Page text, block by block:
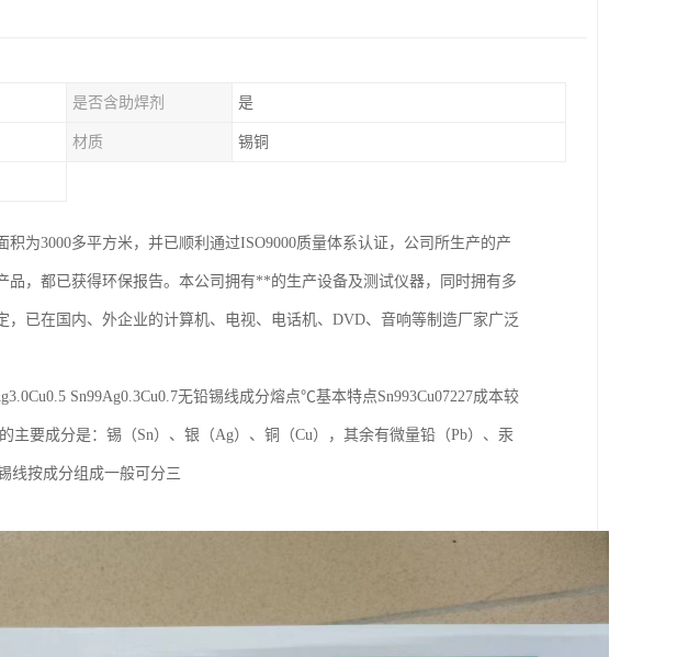
是否含助焊剂 是
材质 锡铜
为3000多平方米，并已顺利通过ISO9000质量体系认证，公司所生产的产
，都已获得环保报告。本公司拥有**的生产设备及测试仪器，同时拥有多
已在国内、外企业的计算机、电视、电话机、DVD、音响等制造厂家广泛
Sn99Ag0.3Cu0.7无铅锡线成分熔点℃基本特点Sn993Cu07227成本较
要成分是：锡（Sn）、银（Ag）、铜（Cu），其余有微量铅（Pb）、汞
线按成分组成一般可分三